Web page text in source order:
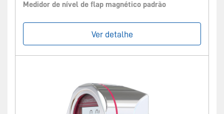
Medidor de nível de flap magnético padrão
Ver detalhe